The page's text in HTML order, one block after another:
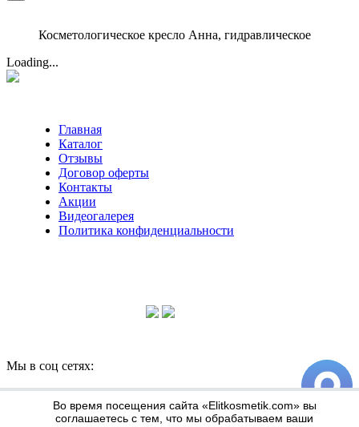
Косметологическое кресло Анна, гидравлическое
Loading...
Главная
Каталог
Отзывы
Договор оферты
Контакты
Акции
Видеогалерея
Политика конфиденциальности
Мы в соц сетях:
Информация по оплате и доставке
Во время посещения сайта «Elitkosmetik.com» вы
соглашаетесь с тем, что мы обрабатываем ваши